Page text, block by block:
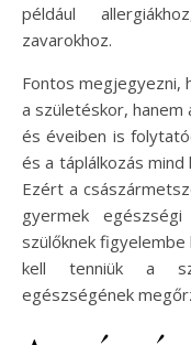
például
zavarokhoz.
Fontos megjegyezni,
a születéskor, hanem
és éveiben is
és a táplálkozás mind
Ezért a
gyermek
szülőknek
kell tenniük a
egészségének